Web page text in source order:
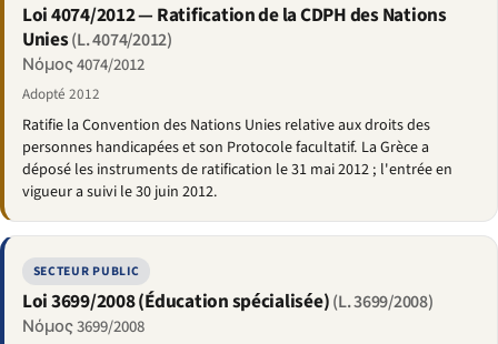
Loi 4074/2012 — Ratification de la CDPH des Nations
Unies(L. 4074/2012)
Νόμος 4074/2012
Adopté 2012
Ratifie la Convention des Nations Unies relative aux droits des
personnes handicapées et son Protocole facultatif. La Grèce a
déposé les instruments de ratification le 31 mai 2012 ; l'entrée en
vigueur a suivi le 30 juin 2012.
SECTEUR PUBLIC
Loi 3699/2008 (Éducation spécialisée)(L. 3699/2008)
Νόμος 3699/2008